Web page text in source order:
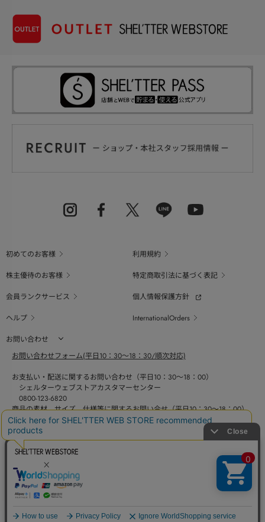
初めてのお客様
利用規約
株主優待のお客様
特定商取引法に基づく表記
会員ランクサービス
個人情報保護方針
ヘルプ
InternationalOrders
お問い合わせ
お問い合わせフォーム(平日10：30～18：30/順次対応)
お支払い・配送に関するお問い合わせ（平日10：30～18：00）
シェルターウェブストアカスタマーセンター
0800-123-6820
商品の素材、サイズ、仕様等に関するお問い合せ（平日10：30～18：00）
バロックジャパンリミテッドコールセンター
03-6730-9191
BAROQUE JAPAN LIMITED
SHEL'TTER GREEN
COPYRIGHT © BAROQUE JAPAN LIMITED ALL RIGHTS RESERVED.